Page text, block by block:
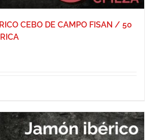
CEBO DE CAMPO FISAN / 50